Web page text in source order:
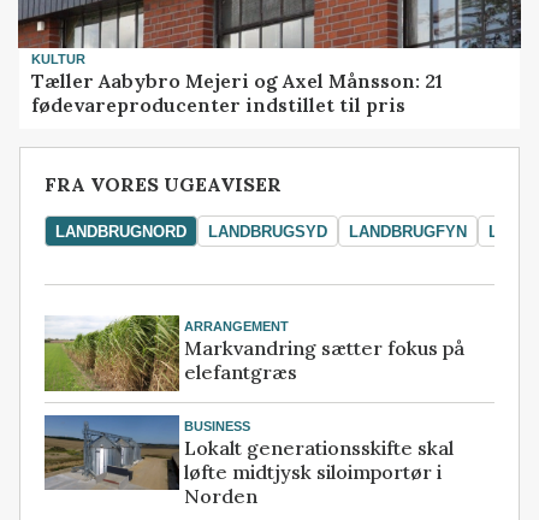
KULTUR
Tæller Aabybro Mejeri og Axel Månsson: 21
fødevareproducenter indstillet til pris
FRA VORES UGEAVISER
LANDBRUGNORD LANDBRUGSYD LANDBRUGFYN
ARRANGEMENT
Markvandring sætter fokus på
elefantgræs
BUSINESS
Lokalt generationsskifte skal
løfte midtjysk siloimportør i
Norden